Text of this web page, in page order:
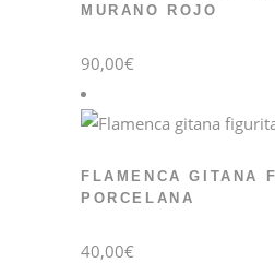
MURANO ROJO
90,00€
FLAMENCA GITANA
PORCELANA
40,00€